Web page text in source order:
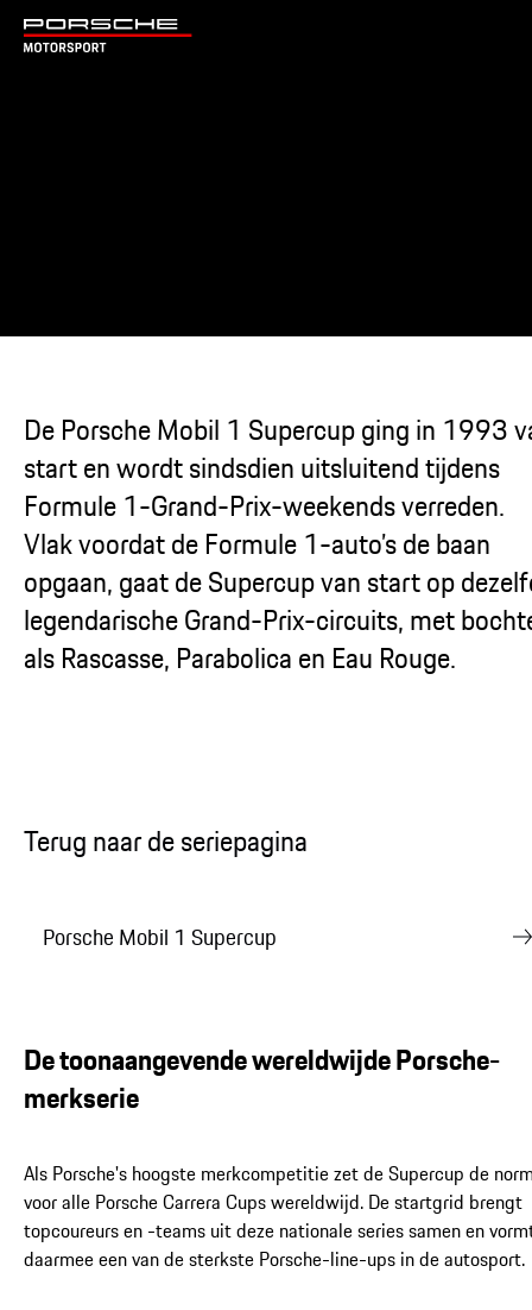
De Porsche Mobil 1 Supercup ging in 1993
start en wordt sindsdien uitsluitend tijdens
Formule 1-Grand-Prix-weekends verreden.
Vlak voordat de Formule 1-auto’s de baan
opgaan, gaat de Supercup van start op
legendarische Grand-Prix-circuits, met
als Rascasse, Parabolica en Eau Rouge.
Terug naar de seriepagina
Porsche Mobil 1 Supercup
De toonaangevende wereldwijde Porsche-
merkserie
Als Porsche's hoogste merkcompetitie zet de Supercup de
voor alle Porsche Carrera Cups wereldwijd. De startgrid brengt
topcoureurs en -teams uit deze nationale series samen en
daarmee een van de sterkste Porsche-line-ups in de autosport.